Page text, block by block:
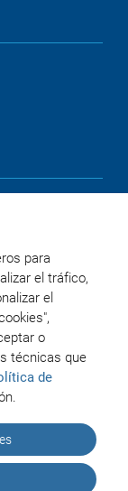
para
el tráfico,
el
o
técnicas que
de